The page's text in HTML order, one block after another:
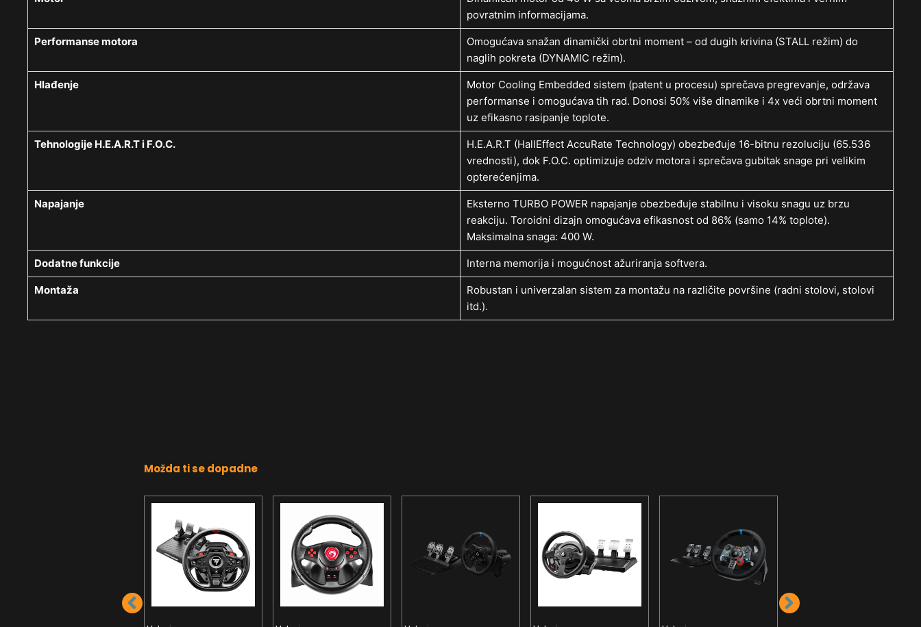
povratnim informacijama.
Performanse motora
Omogućava snažan dinamički obrtni moment – od dugih krivina (STALL režim) do
naglih pokreta (DYNAMIC režim).
Hlađenje
Motor Cooling Embedded sistem (patent u procesu) sprečava pregrevanje, održava
performanse i omogućava tih rad. Donosi 50% više dinamike i 4x veći obrtni moment
uz efikasno rasipanje toplote.
Tehnologije H.E.A.R.T i F.O.C.
H.E.A.R.T (HallEffect AccuRate Technology) obezbeđuje 16-bitnu rezoluciju (65.536
vrednosti), dok F.O.C. optimizuje odziv motora i sprečava gubitak snage pri velikim
opterećenjima.
Napajanje
Eksterno TURBO POWER napajanje obezbeđuje stabilnu i visoku snagu uz brzu
reakciju. Toroidni dizajn omogućava efikasnost od 86% (samo 14% toplote).
Maksimalna snaga: 400 W.
Dodatne funkcije Interna memorija i mogućnost ažuriranja softvera.
Montaža
Robustan i univerzalan sistem za montažu na različite površine (radni stolovi, stolovi
itd.).
Možda ti se dopadne
Gaming Volan
Defender Forsage